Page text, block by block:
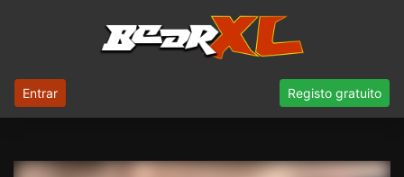
Entrar Registo gratuito